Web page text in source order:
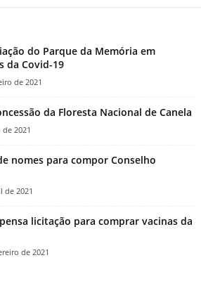
do Parque da Memória em
da Covid-19
de 2021
da Floresta Nacional de Canela
2021
nomes para compor Conselho
de 2021
licitação para comprar vacinas da
de 2021